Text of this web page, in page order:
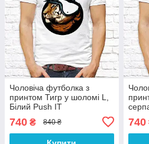
Чоловіча футболка з
принтом Тигр у шоломі L,
Білий Push IT
740 ₴ 840 ₴ 740